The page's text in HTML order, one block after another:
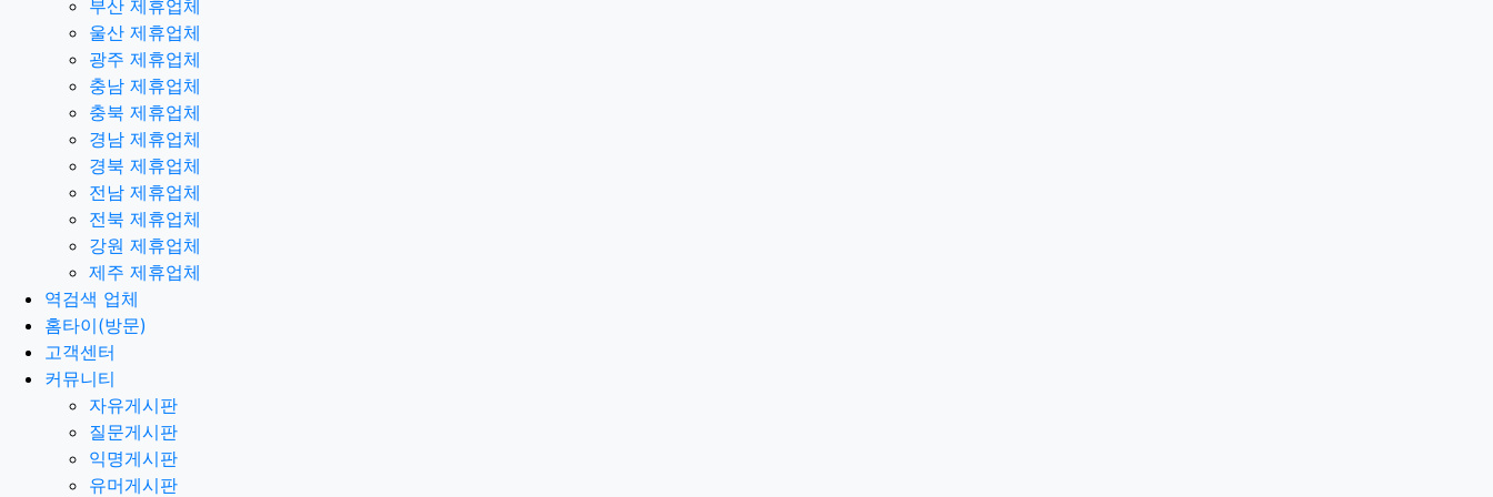
부산 제휴업체
울산 제휴업체
광주 제휴업체
충남 제휴업체
충북 제휴업체
경남 제휴업체
경북 제휴업체
전남 제휴업체
전북 제휴업체
강원 제휴업체
제주 제휴업체
역검색 업체
홈타이(방문)
고객센터
커뮤니티
자유게시판
질문게시판
익명게시판
유머게시판